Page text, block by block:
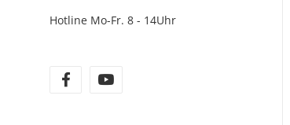
Hotline Mo-Fr. 8 - 14Uhr